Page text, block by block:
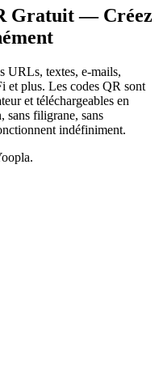
Gratuit — Créez
URLs, textes, e-mails,
et plus. Les codes QR sont
et téléchargeables en
sans filigrane, sans
indéfiniment.